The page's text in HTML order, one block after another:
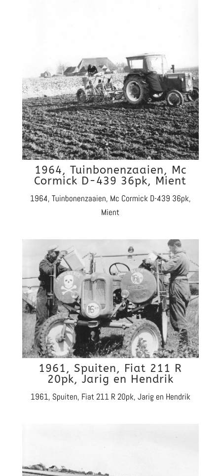
1964, Tuinbonenzaaien, Mc
Cormick D-439 36pk, Mient
1964, Tuinbonenzaaien, Mc Cormick D-439 36pk,
Mient
1961, Spuiten, Fiat 211 R
20pk, Jarig en Hendrik
1961, Spuiten, Fiat 211 R 20pk, Jarig en Hendrik